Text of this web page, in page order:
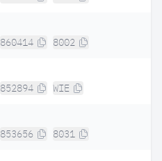
860414 8002
852894 WIE
853656 8031